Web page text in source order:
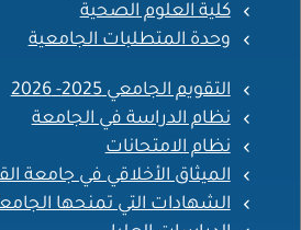
كلية العلوم الصحية
وحدة المتطلبات الجامعية
التقويم الجامعي 2025- 2026
نظام الدراسة في الجامعة
نظام الامتحانات
الميثاق الأخلاقي في جامعة
الشهادات التي تمنحها